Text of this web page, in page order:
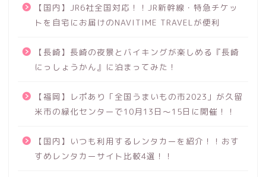
【国内】JR6社全国対応！！JR新幹線・特急チケッ
トを自宅にお届けのNAVITIME TRAVELが便利
【長崎】長崎の夜景とバイキングが楽しめる『長崎
にっしょうかん』に泊まってみた！
【福岡】レポあり「全国うまいもの市2023」が久留
米市の緑化センターで10月13日～15日に開催！！
【国内】いつも利用するレンタカーを紹介！！おす
すめレンタカーサイト比較4選！！